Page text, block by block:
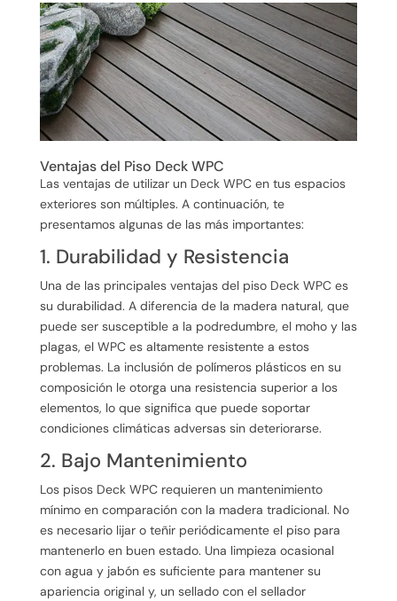
Ventajas del Piso Deck WPC
Las ventajas de utilizar un Deck WPC en tus espacios
exteriores son múltiples. A continuación, te
presentamos algunas de las más importantes:
1. Durabilidad y Resistencia
Una de las principales ventajas del piso Deck WPC es
su durabilidad. A diferencia de la madera natural, que
puede ser susceptible a la podredumbre, el moho y las
plagas, el WPC es altamente resistente a estos
problemas. La inclusión de polímeros plásticos en su
composición le otorga una resistencia superior a los
elementos, lo que significa que puede soportar
condiciones climáticas adversas sin deteriorarse.
2. Bajo Mantenimiento
Los pisos Deck WPC requieren un mantenimiento
mínimo en comparación con la madera tradicional. No
es necesario lijar o teñir periódicamente el piso para
mantenerlo en buen estado. Una limpieza ocasional
con agua y jabón es suficiente para mantener su
apariencia original y, un sellado con el sellador